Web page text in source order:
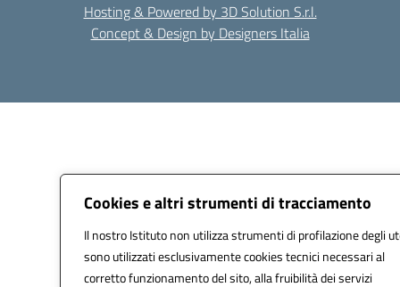
Cookies e altri strumenti di tracciamento
Il nostro Istituto non utilizza strumenti di profilazione degli
sono utilizzati esclusivamente cookies tecnici necessari al
corretto funzionamento del sito, alla fruibilità dei servizi
Hosting & Powered by 3D Solution S.r.l.
Concept & Design by Designers Italia